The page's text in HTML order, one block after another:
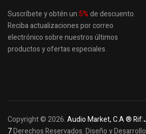
Suscríbete y obtén un 5%de descuento.
Reciba actualizaciones por correo
electrónico sobre nuestros últimos
productosy ofertas especiales.
Copyright © 2026.Audio Market, C.A ®
7Derechos Reservados. Diseño y